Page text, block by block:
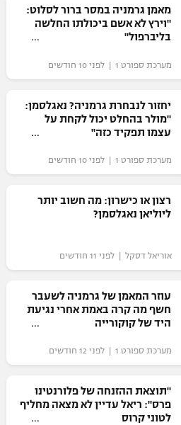
עסק
מאמן גרמניה במסר ברור לסלוט:
"וירץ לא אשם ביכולתו החלשה
בליברפול"
מערכת ספורט 1 | לפני 10 חודשים
יחזור לנבחרת גרמניה? נאגלסמן:
"מולר בהחלט יכול לקחת על
עצמו תפקיד כזה"
מערכת ספורט 1 | לפני 10 חודשים
רצון או כישרון: מה חשוב יותר
ליוליאן נאגלסמן?
אוריאל דסקל | לפני 11 חודשים
עוזר המאמן של גרמניה לשעבר
חשף מה קרה באמת אחרי נגיעת
היד של קוקורייה
מערכת ספורט 1 | לפני 12 חודשים
"תוצאת ההזנחה של פלורנטינו
פרס": ריאל עדיין לא מצאה מחליף
לטוני קרוס